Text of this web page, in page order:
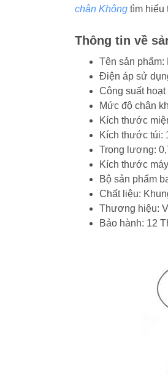
chân Không tìm hiểu
Thông tin về
Tên sản phẩm:
Điện áp sử
Công suất hoạt
Mức độ chân
Kích thước
Kích thước túi:
Trọng lượng:
Kích thước
Bộ sản phẩm
Chất liệu:
Thương hiệu:
Bảo hành: 12